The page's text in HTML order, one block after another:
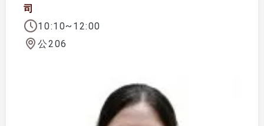
司
10:10~12:00
公206